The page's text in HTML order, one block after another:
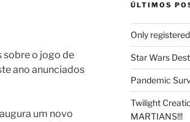
sobre o jogo de
ano anunciados
um novo
ÚLTIMOS
Only
Star Wars
Pandemic
Twilight
MARTIANS!!!